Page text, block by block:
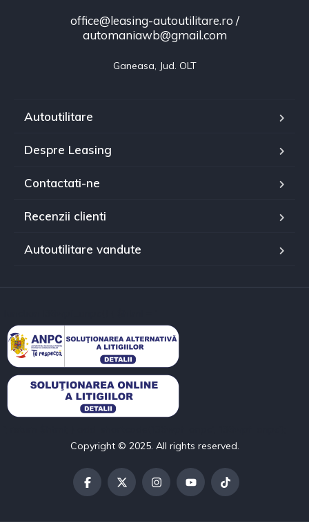
office@leasing-autoutilitare.ro /
automaniawb@gmail.com
Ganeasa, Jud. OLT
Autoutilitare
Despre Leasing
Contactati-ne
Recenzii clienti
Autoutilitare vandute
Copyright © 2025. All rights reserved.